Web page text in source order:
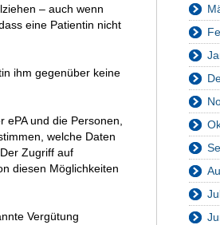
– auch wenn
eine Patientin nicht
ihm gegenüber keine
und die Personen,
welche Daten
Zugriff auf
diesen Möglichkeiten
Vergütung